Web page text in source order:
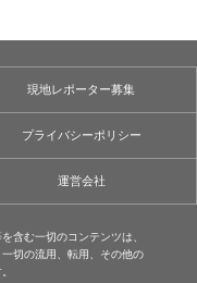
現地レポーター募集
プライバシーポリシー
運営会社
含む⼀切のコンテンツは、
切の流用、転⽤、その他の